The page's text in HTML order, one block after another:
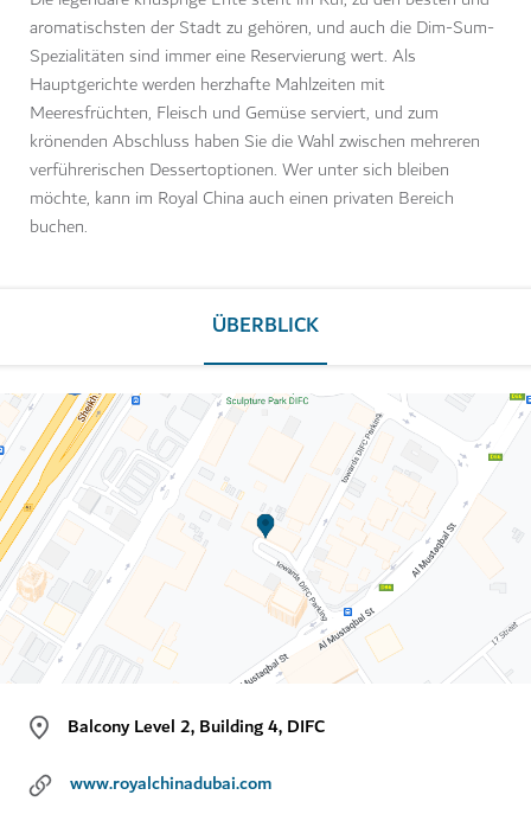
aromatischsten der Stadt zu gehören, und auch die Dim-Sum-
Spezialitäten sind immer eine Reservierung wert. Als
Hauptgerichte werden herzhafte Mahlzeiten mit
Meeresfrüchten, Fleisch und Gemüse serviert, und zum
krönenden Abschluss haben Sie die Wahl zwischen mehreren
verführerischen Dessertoptionen. Wer unter sich bleiben
möchte, kann im Royal China auch einen privaten Bereich
buchen.
ÜBERBLICK
Balcony Level 2, Building 4, DIFC
www.royalchinadubai.com